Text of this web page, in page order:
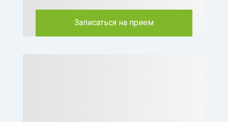
Записаться на прием